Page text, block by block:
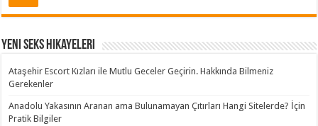
Yeni Seks Hikayeleri
Ataşehir Escort Kızları ile Mutlu Geceler Geçirin. Hakkında Bilmeniz
Gerekenler
Anadolu Yakasının Aranan ama Bulunamayan Çıtırları Hangi Sitelerde? İçin
Pratik Bilgiler